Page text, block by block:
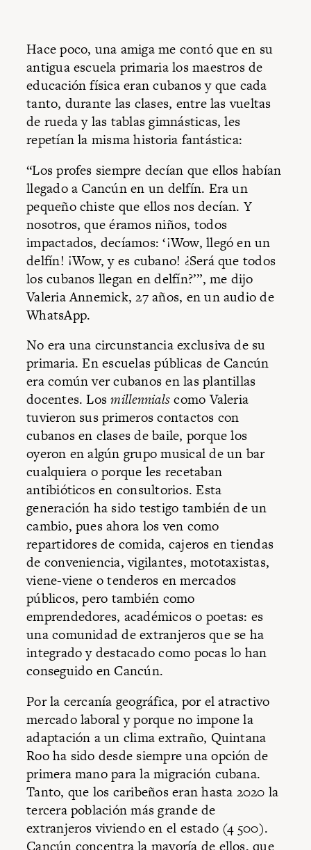
Hace poco, una amiga me contó que en su
antigua escuela primaria los maestros de
educación física eran cubanos y que cada
tanto, durante las clases, entre las vueltas
de rueda y las tablas gimnásticas, les
repetían la misma historia fantástica:
“Los profes siempre decían que ellos habían
llegado a Cancún en un delfín. Era un
pequeño chiste que ellos nos decían. Y
nosotros, que éramos niños, todos
impactados, decíamos: ‘¡Wow, llegó en un
delfín! ¡Wow, y es cubano! ¿Será que todos
los cubanos llegan en delfín?’”, me dijo
Valeria Annemick, 27 años, en un audio de
WhatsApp.
No era una circunstancia exclusiva de su
primaria. En escuelas públicas de Cancún
era común ver cubanos en las plantillas
docentes. Losmillennialscomo Valeria
tuvieron sus primeros contactos con
cubanos en clases de baile, porque los
oyeron en algún grupo musical de un bar
cualquiera o porque les recetaban
antibióticos en consultorios. Esta
generación ha sido testigo también de un
cambio, pues ahora los ven como
repartidores de comida, cajeros en tiendas
de conveniencia, vigilantes, mototaxistas,
viene-viene o tenderos en mercados
públicos, pero también como
emprendedores, académicos o poetas: es
una comunidad de extranjeros que se ha
integrado y destacado como pocas lo han
conseguido en Cancún.
Por la cercanía geográfica, por el atractivo
mercado laboral y porque no impone la
adaptación a un clima extraño, Quintana
Roo ha sido desde siempre una opción de
primera mano para la migración cubana.
Tanto, que los caribeños eran hasta 2020 la
tercera población más grande de
extranjeros viviendo en el estado (4 500).
Cancún concentra la mayoría de ellos, que